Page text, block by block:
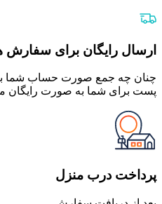
ارسال رایگان برای سفارش های بالای 3
پست برای شما به صورت رایگان
پرداخت درب منزل